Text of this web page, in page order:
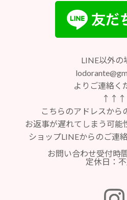
LINE以外の
よりご連絡く
↑↑↑
こちらのアドレスから
お返事が遅れてしまう可能
ショップLINEからのご連
お問い合わせ受付時
定休日：